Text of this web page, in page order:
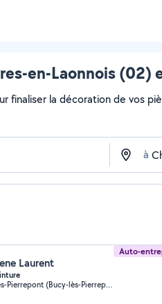
en-Laonnois (02)
finaliser la décoration de vos
à
Auto-
Laurent
Bucy-lès-Pierrepont (Bucy-lès-Pierrepont)